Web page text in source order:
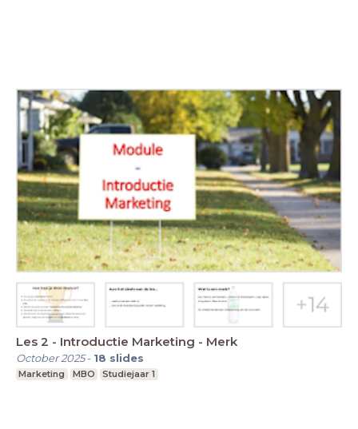
Les 2 - Introductie Marketing - Merk
October 2025- 18 slides
Marketing MBO Studiejaar 1